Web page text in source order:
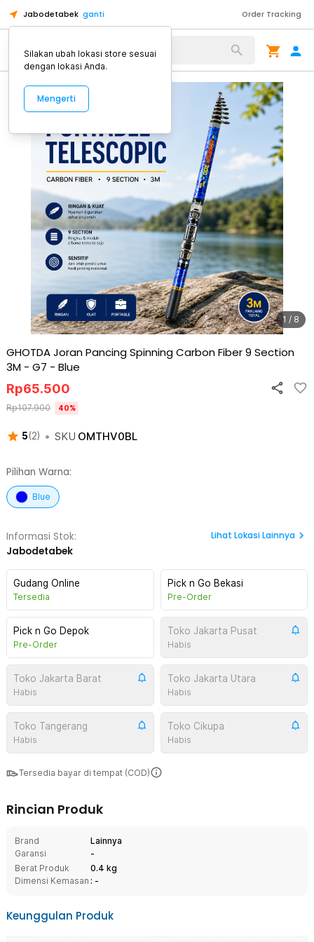
Jabodetabek ganti Order Tracking
Alat Kopi
1 / 8
GHOTDA Joran Pancing Spinning Carbon Fiber 9 Section
3M - G7 - Blue
5(2) • SKU OMTHV0BL
Rp65.500
Rp107.900 40%
Pilihan Warna:
Blue
Informasi Stok:
Jabodetabek
Lihat Lokasi Lainnya
Gudang Online
Tersedia
Pick n Go Bekasi
Pre-Order
Pick n Go Depok
Pre-Order
Toko Jakarta Pusat
Habis
Toko Jakarta Barat
Habis
Toko Jakarta Utara
Habis
Toko Tangerang
Habis
Toko Cikupa
Habis
Tersedia bayar di tempat (COD)
Rincian Produk
Brand
Lainnya
Garansi
-
Berat Produk
0.4 kg
Dimensi Kemasan : -
Keunggulan Produk
Silakan ubah lokasi store sesuai
dengan lokasi Anda.
Mengerti